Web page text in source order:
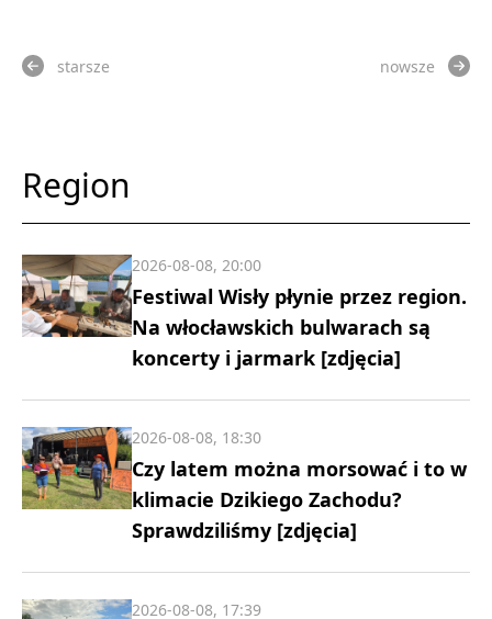
starsze nowsze
Region
Festiwal Wisły płynie przez region.
Na włocławskich bulwarach są
koncerty i jarmark [zdjęcia]
2026-08-08, 20:00
Czy latem można morsować i to w
klimacie Dzikiego Zachodu?
Sprawdziliśmy [zdjęcia]
2026-08-08, 18:30
2026-08-08, 17:39